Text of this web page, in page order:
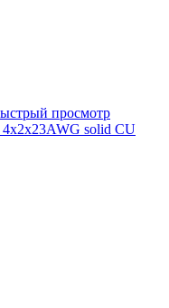
просмотр
4х2х23AWG solid CU